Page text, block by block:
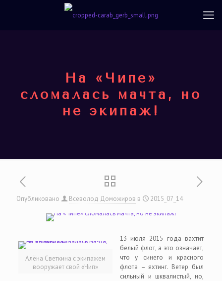
На «Чипе»
сломалась мачта, но
не экипаж!
Опубликовано Всеволод Доможиров в 2015_07_14
Алёна Светкина с экипажем
вооружает свой «Чип»
13 июля 2015 года вахтит
белый флот, а это означает,
что у синего и красного
флота – яхтинг. Ветер был
сильный и шквалистый, но,